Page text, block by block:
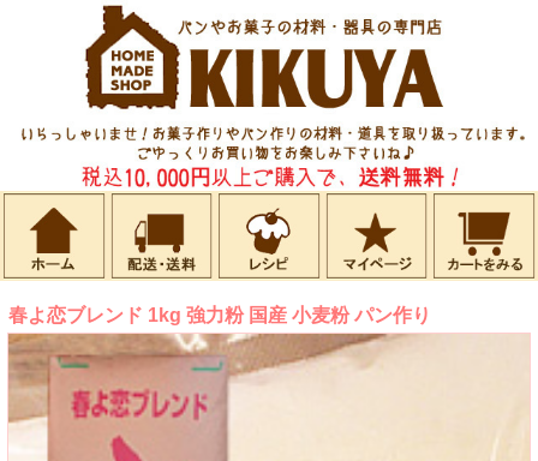
春よ恋ブレンド 1kg 強力粉 国産 小麦粉 パン作り